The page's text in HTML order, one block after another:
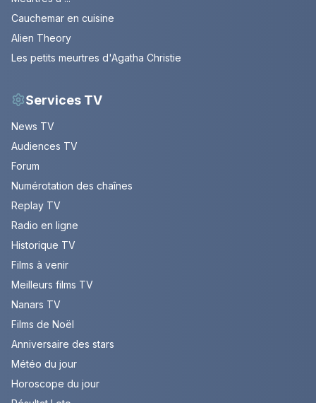
Cauchemar en cuisine
Alien Theory
Les petits meurtres d'Agatha Christie
Services TV
News TV
Audiences TV
Forum
Numérotation des chaînes
Replay TV
Radio en ligne
Historique TV
Films à venir
Meilleurs films TV
Nanars TV
Films de Noël
Anniversaire des stars
Météo du jour
Horoscope du jour